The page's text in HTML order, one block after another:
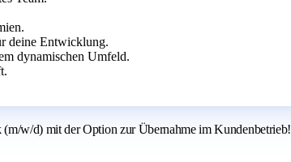
deine Entwicklung.
dynamischen Umfeld.
w/d) mit der Option zur Übernahme im Kundenbetrieb!